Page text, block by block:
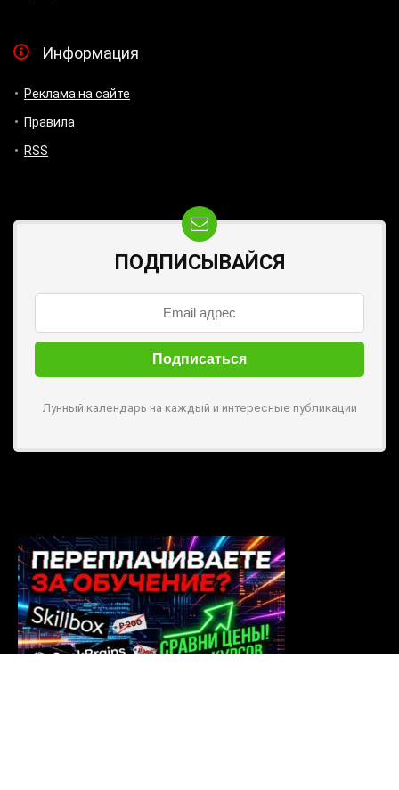
Информация
Реклама на сайте
Правила
RSS
ПОДПИСЫВАЙСЯ
Лунный календарь на каждый и интересные публикации